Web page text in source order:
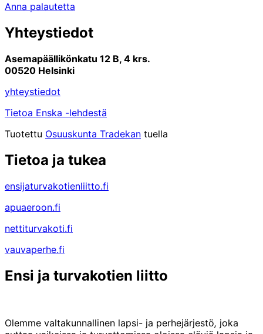
Anna palautetta
Yhteystiedot
Asemapäällikönkatu 12 B, 4 krs.
00520 Helsinki
yhteystiedot
Tietoa Enska -lehdestä
Tuotettu Osuuskunta Tradekan tuella
Tietoa ja tukea
ensijaturvakotienliitto.fi
apuaeroon.fi
nettiturvakoti.fi
vauvaperhe.fi
Ensi ja turvakotien liitto
Olemme valtakunnallinen lapsi- ja perhejärjestö, joka